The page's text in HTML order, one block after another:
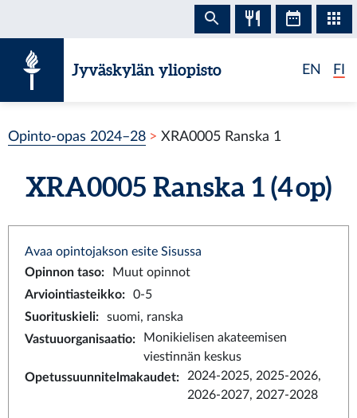
Jyväskylän yliopisto EN FI
Opinto-opas 2024–28 XRA0005 Ranska 1
XRA0005 Ranska 1 (4 op)
Avaa opintojakson esite Sisussa
Opinnon taso:
Muut opinnot
Arviointiasteikko:
0-5
Suorituskieli:
suomi, ranska
Vastuuorganisaatio:
Monikielisen akateemisen
viestinnän keskus
Opetussuunnitelmakaudet:
2024-2025, 2025-2026,
2026-2027, 2027-2028